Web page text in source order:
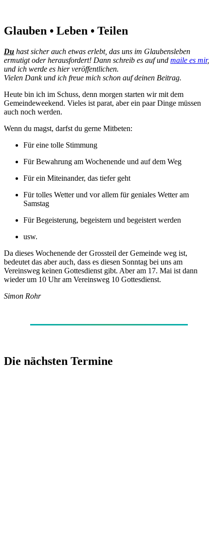
Glauben • Leben • Teilen
Du hast sicher auch etwas erlebt, das uns im Glaubensleben
ermutigt oder herausfordert! Dann schreib es auf und maile es mir,
und ich werde es hier veröffentlichen.
Vielen Dank und ich freue mich schon auf deinen Beitrag.
Heute bin ich im Schuss, denn morgen starten wir mit dem
Gemeindeweekend. Vieles ist parat, aber ein paar Dinge müssen
auch noch werden.
Wenn du magst, darfst du gerne Mitbeten:
Für eine tolle Stimmung
Für Bewahrung am Wochenende und auf dem Weg
Für ein Miteinander, das tiefer geht
Für tolles Wetter und vor allem für geniales Wetter am
Samstag
Für Begeisterung, begeistern und begeistert werden
usw.
Da dieses Wochenende der Grossteil der Gemeinde weg ist,
bedeutet das aber auch, dass es diesen Sonntag bei uns am
Vereinsweg keinen Gottesdienst gibt. Aber am 17. Mai ist dann
wieder um 10 Uhr am Vereinsweg 10 Gottesdienst.
Simon Rohr
Die nächsten Termine